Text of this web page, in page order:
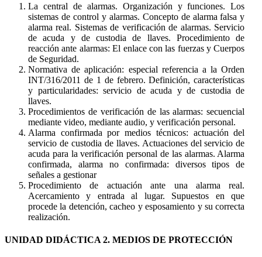
La central de alarmas. Organización y funciones. Los
sistemas de control y alarmas. Concepto de alarma falsa y
alarma real. Sistemas de verificación de alarmas. Servicio
de acuda y de custodia de llaves. Procedimiento de
reacción ante alarmas: El enlace con las fuerzas y Cuerpos
de Seguridad.
Normativa de aplicación: especial referencia a la Orden
INT/316/2011 de 1 de febrero. Definición, características
y particularidades: servicio de acuda y de custodia de
llaves.
Procedimientos de verificación de las alarmas: secuencial
mediante video, mediante audio, y verificación personal.
Alarma confirmada por medios técnicos: actuación del
servicio de custodia de llaves. Actuaciones del servicio de
acuda para la verificación personal de las alarmas. Alarma
confirmada, alarma no confirmada: diversos tipos de
señales a gestionar
Procedimiento de actuación ante una alarma real.
Acercamiento y entrada al lugar. Supuestos en que
procede la detención, cacheo y esposamiento y su correcta
realización.
UNIDAD DIDÁCTICA 2. MEDIOS DE PROTECCIÓN